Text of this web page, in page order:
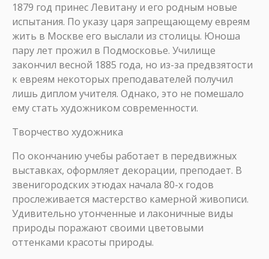
1879 год принес Левитану и его родным новые
испытания. По указу царя запрещающему евреям
жить в Москве его выслали из столицы. Юноша
пару лет прожил в Подмосковье. Училище
закончил весной 1885 года, но из-за предвзятости
к евреям некоторых преподавателей получил
лишь диплом учителя. Однако, это не помешало
ему стать художником современности.
Творчество художника
По окончанию учебы работает в передвижных
выставках, оформляет декорации, преподает. В
звенигородских этюдах начала 80-х годов
прослеживается мастерство камерной живописи.
Удивительно утонченные и лаконичные виды
природы поражают своими цветовыми
оттенками красоты природы.